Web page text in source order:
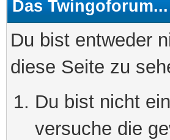
Das Twingoforum...
Du bist entweder
diese Seite zu
Du bist nicht
versuche die